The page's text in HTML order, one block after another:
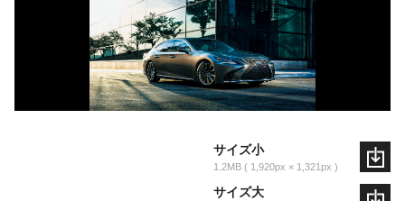
サイズ小
1.2MB 1,920px × 1,321px
サイズ大